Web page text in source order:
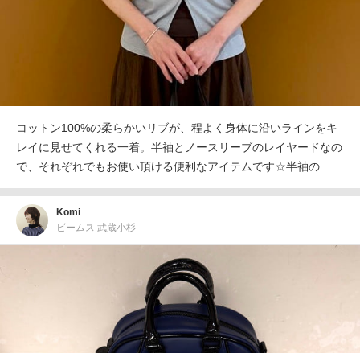
コットン100%の柔らかいリブが、程よく身体に沿いラインをキ
レイに見せてくれる一着。半袖とノースリーブのレイヤードなの
で、それぞれでもお使い頂ける便利なアイテムです☆半袖の...
Komi
ビームス 武蔵小杉